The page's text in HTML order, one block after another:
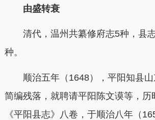
由盛转衰
清代，温州共纂修府志5种，县
种。
顺治五年（1648），平阳知县
简编残落，就聘请平阳陈文谟等，历
《平阳县志》八卷，于顺治八年（